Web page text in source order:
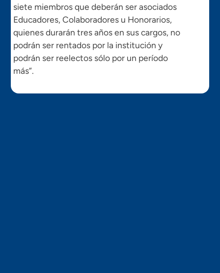
siete miembros que deberán ser asociados
Educadores, Colaboradores u Honorarios,
quienes durarán tres años en sus cargos, no
podrán ser rentados por la institución y
podrán ser reelectos sólo por un período
más”.